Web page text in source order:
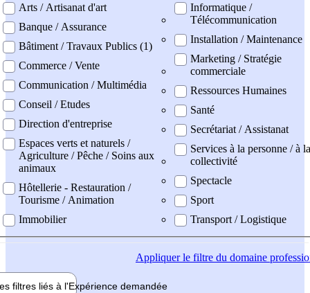
Arts / Artisanat d'art
Banque / Assurance
Bâtiment / Travaux Publics (1)
Commerce / Vente
Communication / Multimédia
Conseil / Etudes
Direction d'entreprise
Espaces verts et naturels /
Agriculture / Pêche / Soins aux
animaux
Hôtellerie - Restauration /
Tourisme / Animation
Immobilier
Informatique /
Télécommunication
Installation / Maintenance
Marketing / Stratégie
commerciale
Ressources Humaines
Santé
Secrétariat / Assistanat
Services à la personne / à la
collectivité
Spectacle
Sport
Transport / Logistique
Appliquerle filtre du domaine
filtres liés à l'Expérience demandée